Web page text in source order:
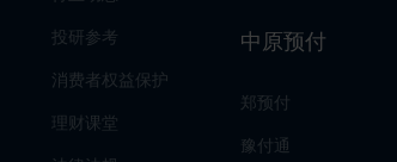
投研参考
消费者权益保护
理财课堂
中原预付
郑预付
豫付通